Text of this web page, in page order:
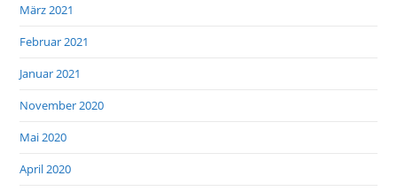
März 2021
Februar 2021
Januar 2021
November 2020
Mai 2020
April 2020